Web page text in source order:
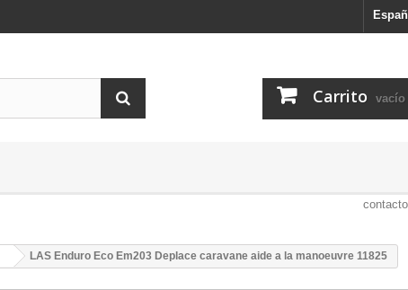
Carrito vacío
contacto
LAS Enduro Eco Em203 Deplace caravane aide a la manoeuvre 11825